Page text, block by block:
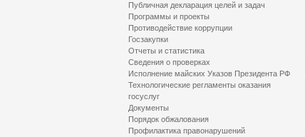
Публичная декларация целей и задач
Программы и проекты
Противодействие коррупции
Госзакупки
Отчеты и статистика
Сведения о проверках
Исполнение майских Указов Президента РФ
Технологические регламенты оказания
госуслуг
Документы
Порядок обжалования
Профилактика правонарушений